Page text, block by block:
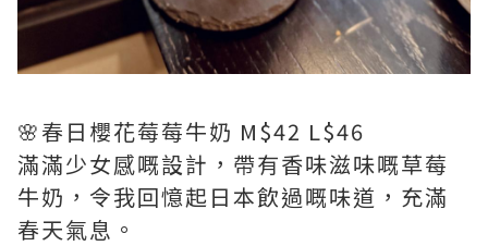
🌸春日櫻花莓莓牛奶 M$42 L$46
滿滿少女感嘅設計，帶有香味滋味嘅草莓
牛奶，令我回憶起日本飲過嘅味道，充滿
春天氣息。